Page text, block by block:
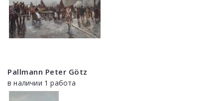
Pallmann Peter Götz
в наличии 1 работа